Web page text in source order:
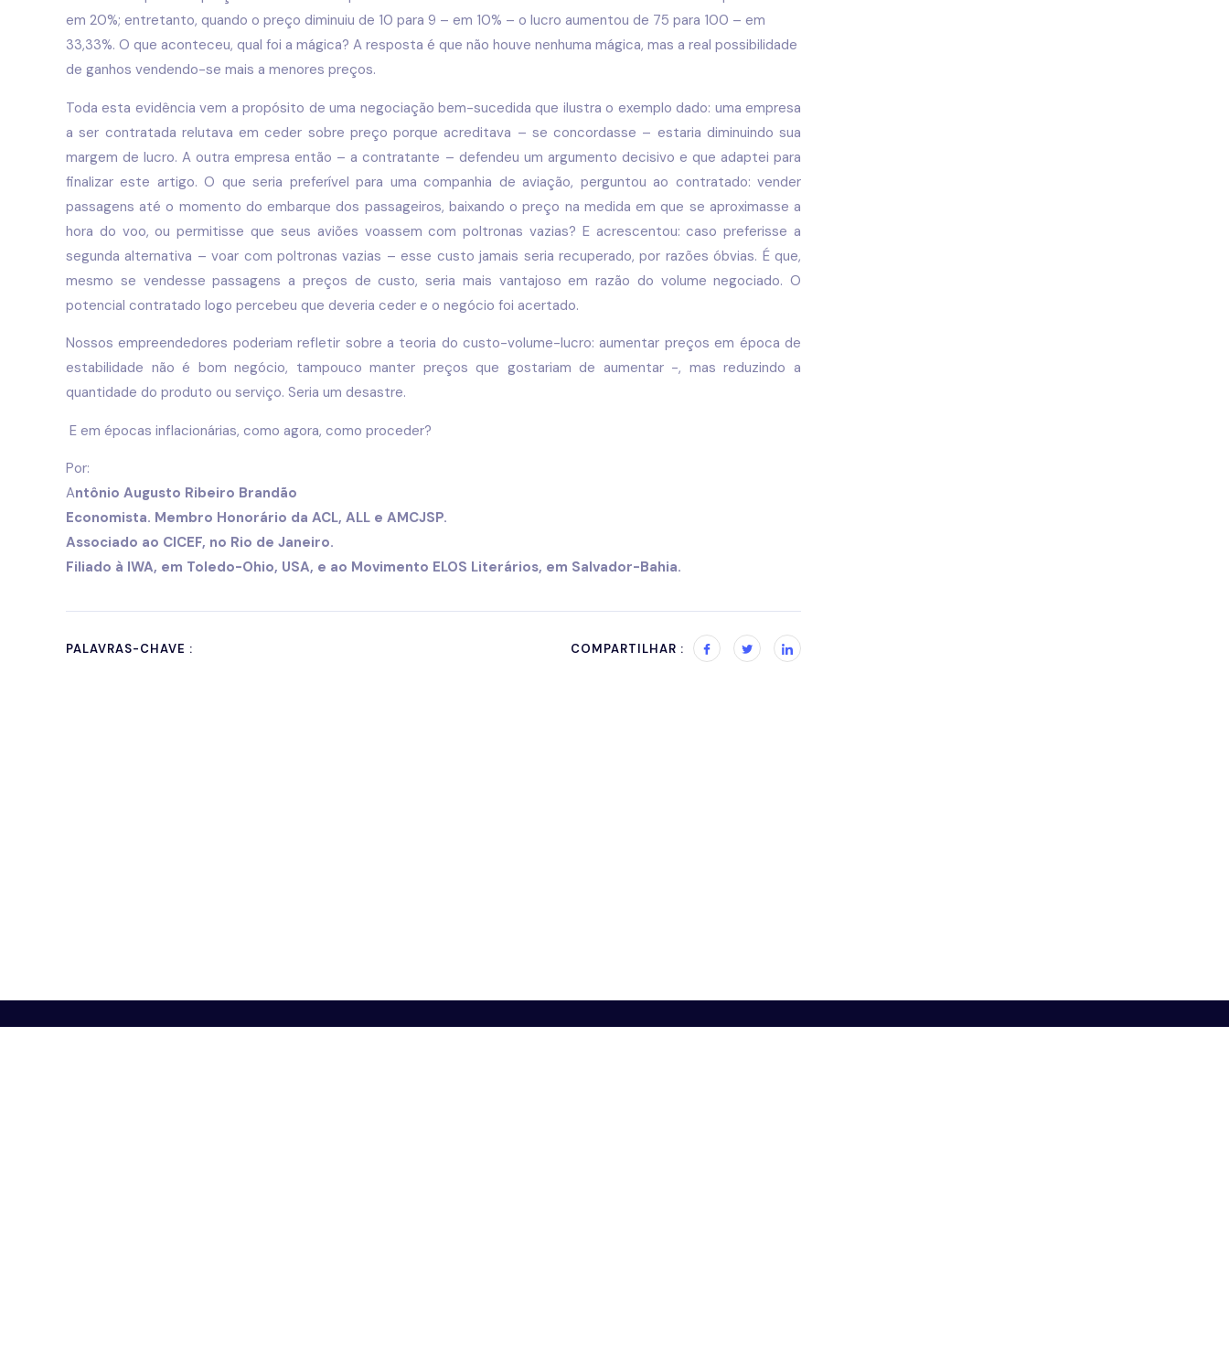
em 20%; entretanto, quando o preço diminuiu de 10 para 9 – em 10% – o lucro aumentou de 75 para 100 – em
33,33%. O que aconteceu, qual foi a mágica? A resposta é que não houve nenhuma mágica, mas a real possibilidade
de ganhos vendendo-se mais a menores preços.
Toda esta evidência vem a propósito de uma negociação bem-sucedida que ilustra o exemplo dado: uma empresa
a ser contratada relutava em ceder sobre preço porque acreditava – se concordasse – estaria diminuindo sua
margem de lucro. A outra empresa então – a contratante – defendeu um argumento decisivo e que adaptei para
finalizar este artigo. O que seria preferível para uma companhia de aviação, perguntou ao contratado: vender
passagens até o momento do embarque dos passageiros, baixando o preço na medida em que se aproximasse a
hora do voo, ou permitisse que seus aviões voassem com poltronas vazias? E acrescentou: caso preferisse a
segunda alternativa – voar com poltronas vazias – esse custo jamais seria recuperado, por razões óbvias. É que,
mesmo se vendesse passagens a preços de custo, seria mais vantajoso em razão do volume negociado. O
potencial contratado logo percebeu que deveria ceder e o negócio foi acertado.
Nossos empreendedores poderiam refletir sobre a teoria do custo-volume-lucro: aumentar preços em época de
estabilidade não é bom negócio, tampouco manter preços que gostariam de aumentar -, mas reduzindo a
quantidade do produto ou serviço. Seria um desastre.
E em épocas inflacionárias, como agora, como proceder?
Por:
Antônio Augusto Ribeiro Brandão
Economista. Membro Honorário da ACL, ALL e AMCJSP.
Associado ao CICEF, no Rio de Janeiro.
Filiado à IWA, em Toledo-Ohio, USA, e ao Movimento ELOS Literários, em Salvador-Bahia.
PALAVRAS-CHAVE : COMPARTILHAR :